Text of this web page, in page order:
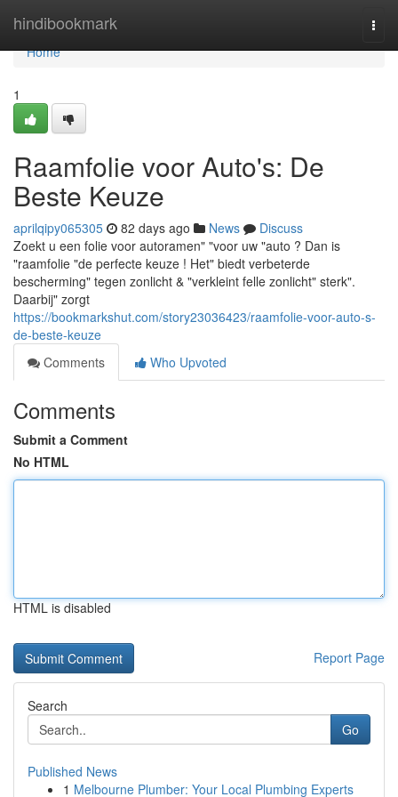
hindibookmark
Home
Home
1
Raamfolie voor Auto's: De
Beste Keuze
aprilqipy065305 82 days ago News
Discuss
Zoekt u een folie voor autoramen" "voor uw "auto ? Dan is
"raamfolie "de perfecte keuze ! Het" biedt verbeterde
bescherming" tegen zonlicht & "verkleint felle zonlicht" sterk".
Daarbij" zorgt
https://bookmarkshut.com/story23036423/raamfolie-voor-auto-s-
de-beste-keuze
Comments
Who Upvoted
Comments
Submit a Comment
No HTML
HTML is disabled
Report Page
Search
Go
Published News
1 Melbourne Plumber: Your Local Plumbing Experts